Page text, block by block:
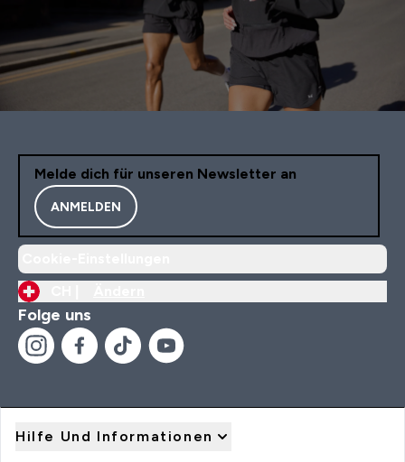
Melde dich für unseren Newsletter an
ANMELDEN
Folge uns
Hilfe Und Informationen